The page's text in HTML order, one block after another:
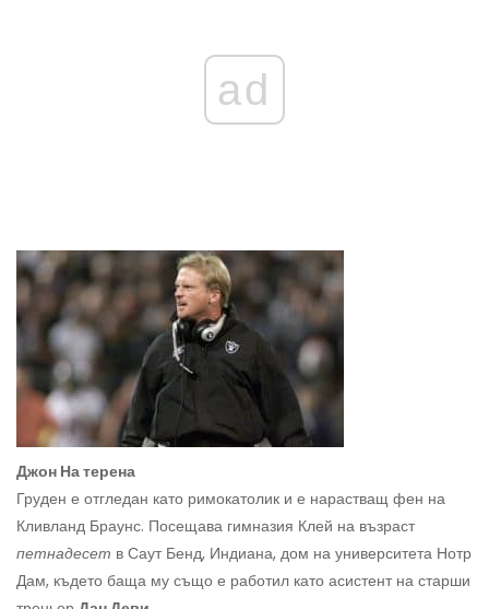
ad
Джон На терена
Груден е отгледан като римокатолик и е нарастващ фен на
Кливланд Браунс. Посещава гимназия Клей на възраст
петнадесет в Саут Бенд, Индиана, дом на университета Нотр
Дам, където баща му също е работил като асистент на старши